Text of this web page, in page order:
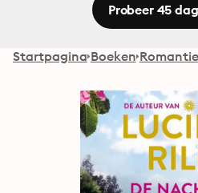
Probeer 45
Startpagina Boeken